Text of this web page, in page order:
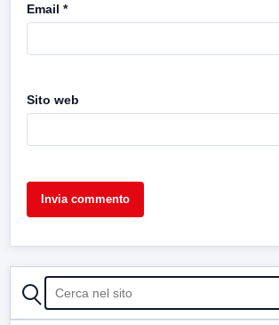
Email *
Sito web
CERCA